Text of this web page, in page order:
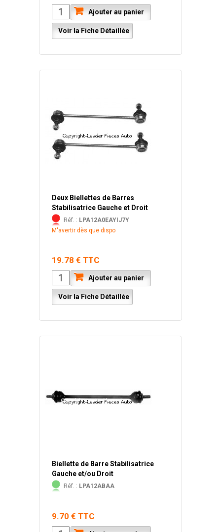
Ajouter au panier
Voir la Fiche Détaillée
Deux Biellettes de Barres
Stabilisatrice Gauche et Droit
Réf. : LPA12A0EAYIJ7Y
M'avertir dès que dispo
19.78 € TTC
Ajouter au panier
Voir la Fiche Détaillée
Biellette de Barre Stabilisatrice
Gauche et/ou Droit
Réf. : LPA12ABAA
9.70 € TTC